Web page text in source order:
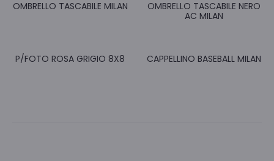
OMBRELLO TASCABILE MILAN
OMBRELLO TASCABILE NERO
AC MILAN
P/FOTO ROSA GRIGIO 8X8 CAPPELLINO BASEBALL MILAN